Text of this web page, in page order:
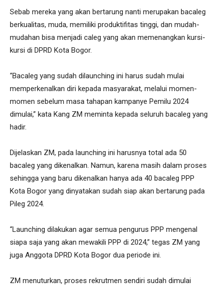
Sebab mereka yang akan bertarung nanti merupakan bacaleg
berkualitas, muda, memiliki produktifitas tinggi, dan mudah-
mudahan bisa menjadi caleg yang akan memenangkan kursi-
kursi di DPRD Kota Bogor.
“Bacaleg yang sudah dilaunching ini harus sudah mulai
memperkenalkan diri kepada masyarakat, melalui momen-
momen sebelum masa tahapan kampanye Pemilu 2024
dimulai,” kata Kang ZM meminta kepada seluruh bacaleg yang
hadir.
Dijelaskan ZM, pada launching ini harusnya total ada 50
bacaleg yang dikenalkan. Namun, karena masih dalam proses
sehingga yang baru dikenalkan hanya ada 40 bacaleg PPP
Kota Bogor yang dinyatakan sudah siap akan bertarung pada
Pileg 2024.
“Launching dilakukan agar semua pengurus PPP mengenal
siapa saja yang akan mewakili PPP di 2024,” tegas ZM yang
juga Anggota DPRD Kota Bogor dua periode ini.
ZM menuturkan, proses rekrutmen sendiri sudah dimulai